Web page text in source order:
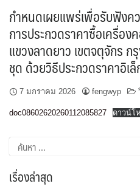
กำหนดเผยแพร่เพื่อรับฟังค
การประกวดราคาซื้อเครื่อ
แขวงลาดยาว เขตจตุจักร
ชุด ด้วยวิธีประกวดราคาอิ
7 มกราคม 2026 fengwyp
doc08602620260112085827 ดาวน์โ
เรื่องล่าสุด